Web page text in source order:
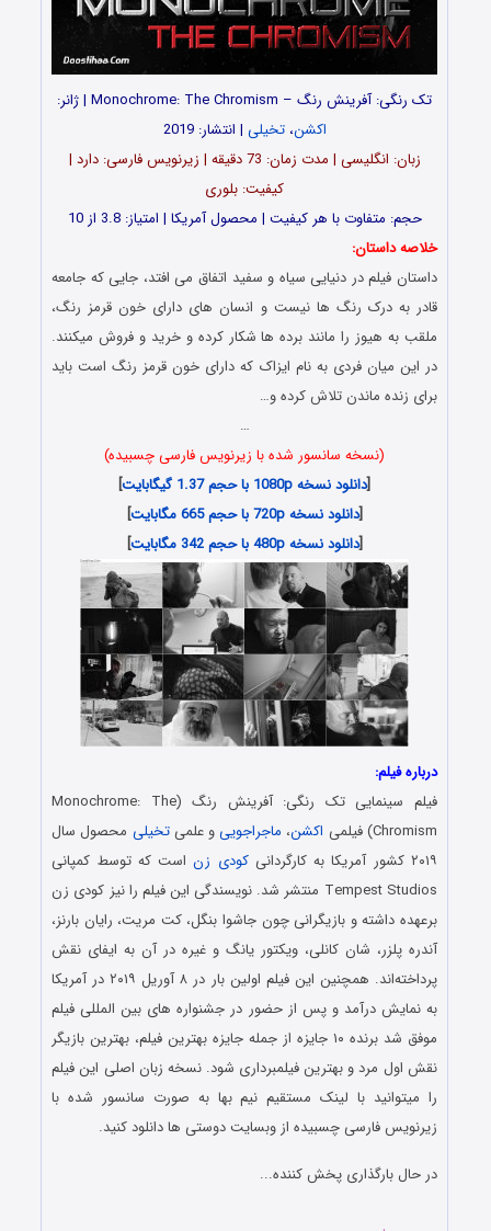
تک رنگی: آفرینش رنگ – Monochrome: The Chromism | ژانر:
اکشن،تخیلی | انتشار: 2019
زبان: انگلیسی | مدت زمان: 73 دقیقه | زیرنویس فارسی: دارد |
کیفیت: بلوری
حجم: متفاوت با هر کیفیت | محصول آمریکا | امتیاز: 3.8 از 10
خلاصه داستان:
داستان فیلم در دنیایی سیاه و سفید اتفاق می افتد، جایی که جامعه
قادر به درک رنگ ها نیست و انسان های دارای خون قرمز رنگ،
ملقب به هیوز را مانند برده ها شکار کرده و خرید و فروش میکنند.
در این میان فردی به نام ایزاک که دارای خون قرمز رنگ است باید
برای زنده ماندن تلاش کرده و…
…
(نسخه سانسور شده با زیرنویس فارسی چسبیده)
[دانلود نسخه 1080p با حجم 1.37 گیگابایت
]
[دانلود نسخه 720p با حجم 665 مگابایت
]
[دانلود نسخه 480p با حجم 342 مگابایت ]
درباره فیلم:
فیلم سینمایی تک رنگی: آفرینش رنگ (Monochrome: The
Chromism) فیلمی
اکشن، ماجراجوییو علمیتخیلی محصول سال
۲۰۱۹ کشور آمریکا به کارگردانی
کودی زناست که توسط کمپانی
Tempest Studios منتشر شد. نویسندگی این فیلم را نیز کودی زن
برعهده داشته و بازیگرانی چون جاشوا بنگل، کت مریت، رایان بارنز،
آندره پلزر، شان کانلی، ویکتور یانگ و غیره در آن به ایفای نقش
پرداخته‌اند. همچنین این فیلم اولین بار در ۸ آوریل ۲۰۱۹ در آمریکا
به نمایش درآمد و پس از حضور در جشنواره های بین المللی فیلم
موفق شد برنده ۱۰ جایزه از جمله جایزه بهترین فیلم، بهترین بازیگر
نقش اول مرد و بهترین فیلمبرداری شود. نسخه زبان اصلی این فیلم
را میتوانید با لینک مستقیم نیم بها به صورت سانسور شده با
زیرنویس فارسی چسبیده از وبسایت دوستی ها دانلود کنید.
در حال بارگذاری پخش کننده...